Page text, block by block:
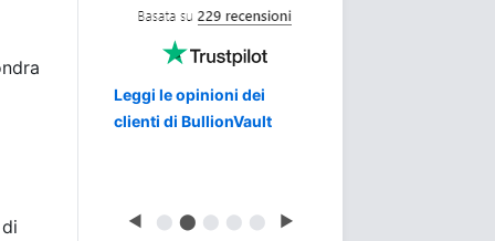
Leggi le opinioni dei
clienti di BullionVault
◀ ⬤ ⬤ ⬤ ⬤ ⬤ ▶